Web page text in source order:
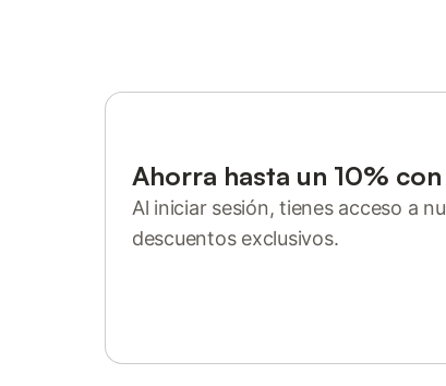
Ahorra hasta un 10%
Al iniciar sesión, tienes acceso a
descuentos exclusivos.